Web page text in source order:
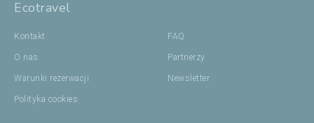
Ecotravel
Kontakt
O nas
Warunki rezerwacji
Polityka cookies
FAQ
Partnerzy
Newsletter